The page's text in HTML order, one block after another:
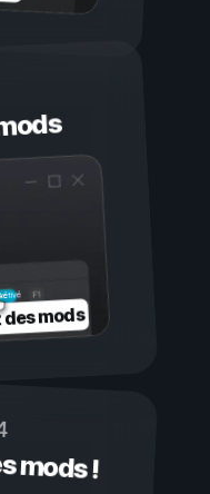
mods
mods !